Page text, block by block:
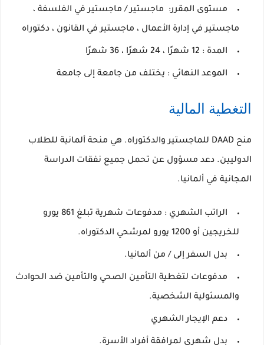
مستوى المقرر: ماجستير / ماجستير في الفلسفة ،
ماجستير في إدارة الأعمال ، ماجستير في القانون ، دكتوراه
المدة : 12 شهرًا ، 24 شهرًا ، 36 شهرًا
الموعد النهائي : يختلف من جامعة إلى جامعة
التغطية المالية
منح DAAD للماجستير والدكتوراه. هي منحة ألمانية للطلاب
الدوليين. دعد مسؤول عن تحمل جميع نفقات الدراسة
المجانية في ألمانيا.
الراتب الشهري : مدفوعات شهرية تبلغ 861 يورو
للخريجين أو 1200 يورو لمرشحي الدكتوراه.
بدل السفر إلى / من ألمانيا.
مدفوعات لتغطية التأمين الصحي والتأمين ضد الحوادث
والمسئولية الشخصية.
دعم الإيجار الشهري
بدل شهري لمرافقة أفراد الأسرة.